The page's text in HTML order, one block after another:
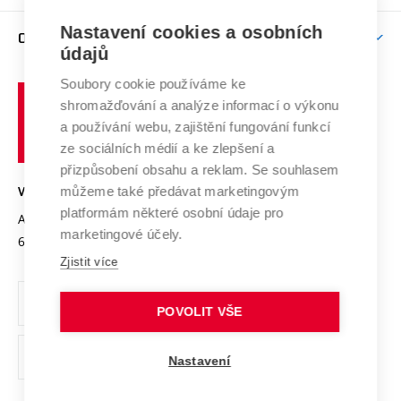
E-přihláška
Závěrečné práce
Doktorské studium
Studium bez bariér
Podpora podnikání
Mezinárodní vědecká rada
Systém zajišťování kvality výzkumu
Výzkumné infrastruktury
Transfer znalostí
Open Science
Projekty
Projekty ze strukturálních fondů
Specifický výzkum
Zahraniční spolupráce
Spolupráce se školami
Služby univerzity
Mezinárodní dohody
Univerzitní sítě
O UNIVERZITĚ
Profil univerzity
Udržitelná univerzita
Podnikavá univerzita / ContriBUTe
Bezpečná univerzita
Vyznamenání
Organizační struktura
Ochrana osobních údajů
odkaz)
učení
technické
VYSOKÉ UČENÍ TECHNICKÉ V BRNĚ
Antonínská 548/1
602 00 Brno
www.vut.cz
vut@vutbr.cz
Nastavení cookies a osobních
údajů
Soubory cookie používáme ke
shromažďování a analýze informací o výkonu
a používání webu, zajištění fungování funkcí
ze sociálních médií a ke zlepšení a
přizpůsobení obsahu a reklam. Se souhlasem
můžeme také předávat marketingovým
platformám některé osobní údaje pro
marketingové účely.
Zjistit více
POVOLIT VŠE
Nastavení